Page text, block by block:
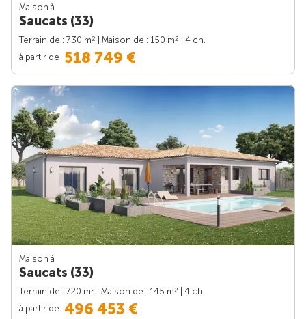
Maison à
Saucats (33)
Terrain de : 730 m2 | Maison de : 150 m2
| 4 ch.
à partir de 518 749 €
Maison à
Saucats (33)
Terrain de : 720 m2 | Maison de : 145 m2
| 4 ch.
à partir de 496 453 €